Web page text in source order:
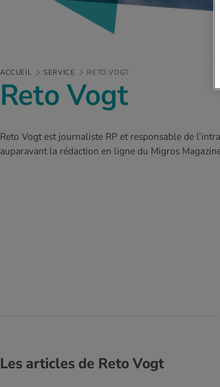
ACCUEIL SERVICE RETO VOGT
Reto Vogt
Reto Vogt est journaliste RP et responsable de
auparavant la rédaction en ligne du Migros
Les articles de Reto Vogt